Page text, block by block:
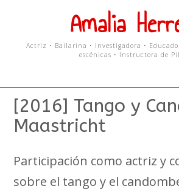
Amalia
Actriz • Bailarina • Investigadora •
escénicas • Instructora de
[2016] Tango y
Maastricht
Participación como actriz y
sobre el tango y el